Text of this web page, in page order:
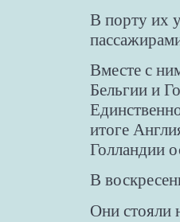
В порту их
Вместе с
Бельгии и
итоге
Голландии
В
Они стояли